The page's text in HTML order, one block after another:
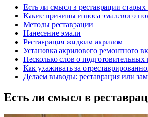
Есть ли смысл в реставрации старых
Какие причины износа эмалевого
Методы реставрации
Нанесение эмали
Реставрация жидким акрилом
Установка акрилового ремонтного
Несколько слов о подготовительных
Как ухаживать за
Делаем выводы: реставрация или
Есть ли смысл в